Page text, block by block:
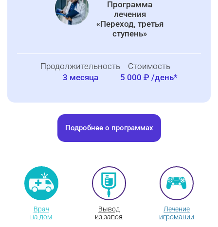
Программа
лечения
«Переход, третья
ступень»
Продолжительность
3 месяца
Стоимость
5 000 ₽ /день*
Подробнее о программах
Врач
на дом
Вывод
из запоя
Лечение
игромании